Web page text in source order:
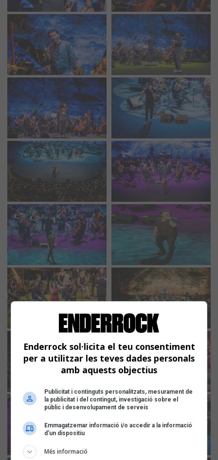
Enderrock sol·licita el teu consentiment
per a utilitzar les teves dades personals
amb aquests objectius
Publicitat i continguts personalitzats, mesurament de
la publicitat i del contingut, investigació sobre el
públic i desenvolupament de serveis
Emmagatzemar informació i/o accedir a la informació
d’un dispositiu
Més informació